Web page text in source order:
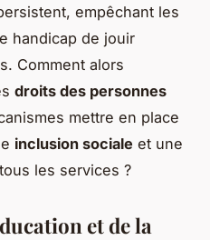
empêchant les
handicap de jouir
Comment alors
droits des personnes
mettre en place
inclusion sociale et une
les services ?
et de la